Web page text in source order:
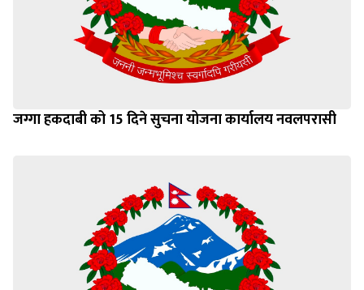
जग्गा हकदाबी को 15 दिने सुचना योजना कार्यालय नवलपरासी